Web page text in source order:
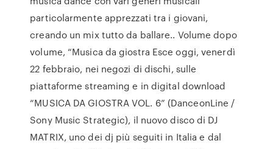
particolarmente apprezzati tra i giovani,
creando un mix tutto da ballare.. Volume dopo
volume, “Musica da giostra Esce oggi, venerdì
22 febbraio, nei negozi di dischi, sulle
piattaforme streaming e in digital download
“MUSICA DA GIOSTRA VOL. 6” (DanceonLine /
Sony Music Strategic), il nuovo disco di DJ
MATRIX, uno dei dj più seguiti in Italia e dal